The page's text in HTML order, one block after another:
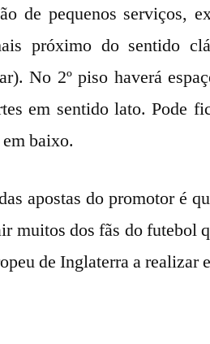
de pequenos serviços,
próximo do sentido
No 2º piso haverá
em sentido lato. Pode
baixo.
apostas do promotor é
muitos dos fãs do futebol
de Inglaterra a realizar